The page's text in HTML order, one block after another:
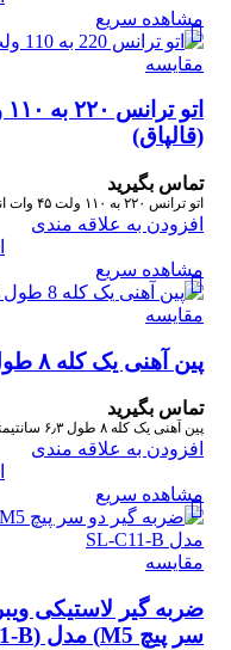
مشاهده سریع
مقایسه
(قالپاق)
تماس بگیرید
اتو ترانس ۲۲۰ به ۱۱۰ ولت ۴۵ وات اندازه ۴۰*۵۰ (قالپاق)
افزودن به علاقه مندی
مشاهده سریع
مقایسه
پین آهنی یک کله ۸ طول ۶٫۳ سانتیمتر
تماس بگیرید
پین آهنی یک کله ۸ طول ۶٫۳ سانتیمتر
افزودن به علاقه مندی
مشاهده سریع
مقایسه
سر پیچ M5) مدل (SL-C11-B)